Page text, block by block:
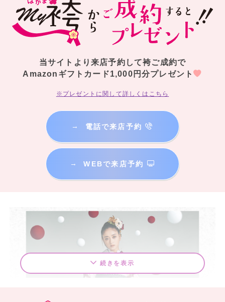
当サイトより来店予約して袴ご成約で
Amazonギフトカード1,000円分プレゼント
※プレゼントに関して詳しくはこちら
→ 電話で来店予約
→ WEBで来店予約
続きを表示